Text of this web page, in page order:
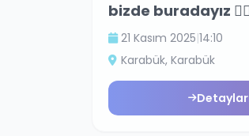
bizde buradayız
21 Kasım 2025|14:10
Karabük, Karabük